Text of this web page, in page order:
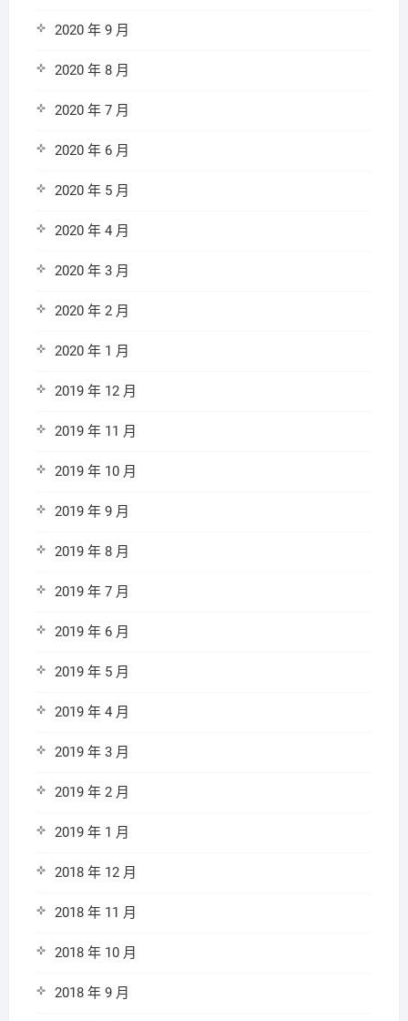
2020 年 9 月
2020 年 8 月
2020 年 7 月
2020 年 6 月
2020 年 5 月
2020 年 4 月
2020 年 3 月
2020 年 2 月
2020 年 1 月
2019 年 12 月
2019 年 11 月
2019 年 10 月
2019 年 9 月
2019 年 8 月
2019 年 7 月
2019 年 6 月
2019 年 5 月
2019 年 4 月
2019 年 3 月
2019 年 2 月
2019 年 1 月
2018 年 12 月
2018 年 11 月
2018 年 10 月
2018 年 9 月